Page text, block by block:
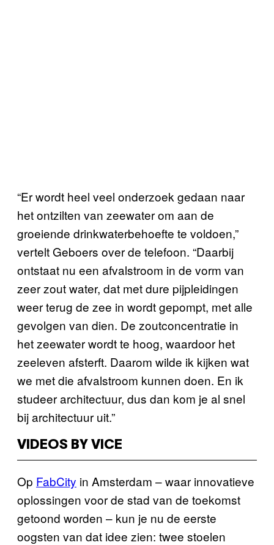
“Er wordt heel veel onderzoek gedaan naar
het ontzilten van zeewater om aan de
groeiende drinkwaterbehoefte te voldoen,”
vertelt Geboers over de telefoon. “Daarbij
ontstaat nu een afvalstroom in de vorm van
zeer zout water, dat met dure pijpleidingen
weer terug de zee in wordt gepompt, met alle
gevolgen van dien. De zoutconcentratie in
het zeewater wordt te hoog, waardoor het
zeeleven afsterft. Daarom wilde ik kijken wat
we met die afvalstroom kunnen doen. En ik
studeer architectuur, dus dan kom je al snel
bij architectuur uit.”
VIDEOS BY VICE
Op FabCity in Amsterdam – waar innovatieve
oplossingen voor de stad van de toekomst
getoond worden – kun je nu de eerste
oogsten van dat idee zien: twee stoelen